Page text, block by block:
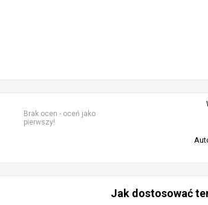
Brak ocen - oceń jako
pierwszy!
Jak dostosować